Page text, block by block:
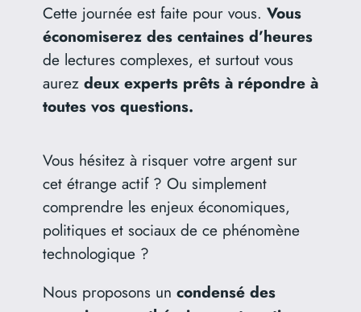
Cette journée est faite pour vous. Vous
économiserez des centaines d’heures
de lectures complexes, et surtout vous
aurez deux experts prêts à répondre à
toutes vos questions.
Vous hésitez à risquer votre argent sur
cet étrange actif ? Ou simplement
comprendre les enjeux économiques,
politiques et sociaux de ce phénomène
technologique ?
Nous proposons un condensé des